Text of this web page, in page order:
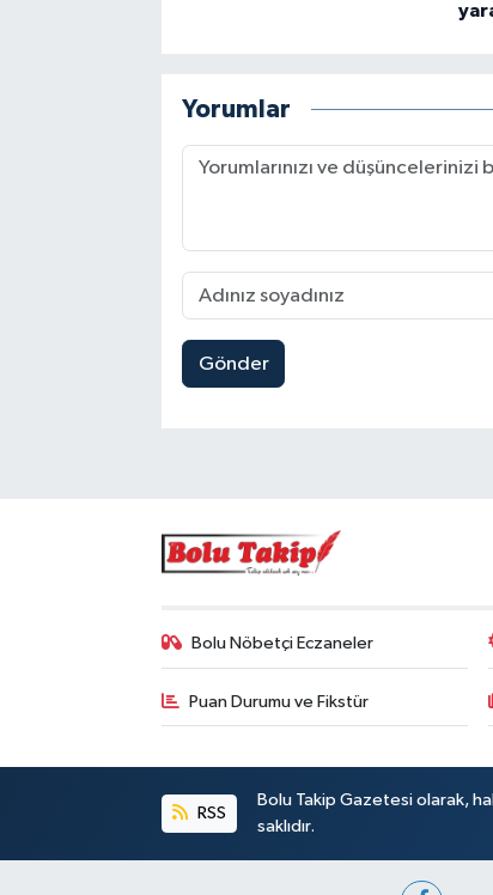
Yorumlar
Gönder
Bolu Nöbetçi Eczaneler
Puan Durumu ve Fikstür
RSS
Bolu Takip Gazetesi olarak,
saklıdır.